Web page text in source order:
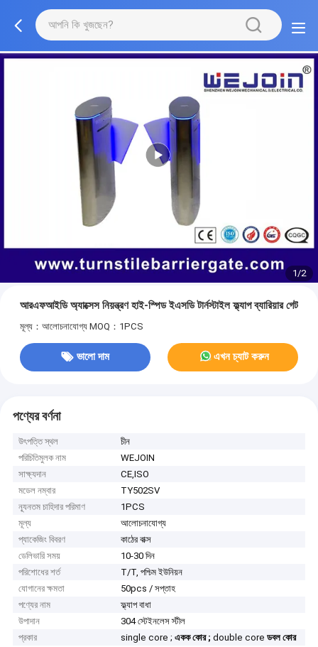
1/2
আরএফআইডি অ্যাক্সেস নিয়ন্ত্রণ হাই-স্পিড ইএসডি টার্নস্টাইল ফ্ল্যাপ ব্যারিয়ার গেট
মূল্য：আলোচনাযোগ্য MOQ：1PCS
ভালো দাম এখন চ্যাট করুন
পণ্যের বর্ণনা
উৎপত্তি স্থল
চীন
পরিচিতিমুলক নাম
WEJOIN
সাক্ষ্যদান
CE,ISO
মডেল নম্বার
TY502SV
ন্যূনতম চাহিদার পরিমাণ
1PCS
মূল্য
আলোচনাযোগ্য
প্যাকেজিং বিবরণ
কাঠের বাক্স
ডেলিভারি সময়
10-30 দিন
পরিশোধের শর্ত
T/T, পশ্চিম ইউনিয়ন
যোগানের ক্ষমতা
50pcs / সপ্তাহ
পণ্যের নাম
ফ্ল্যাপ বাধা
উপাদান
304 স্টেইনলেস স্টীল
প্রকার
single core ; একক কোর ; double core ডবল কোর